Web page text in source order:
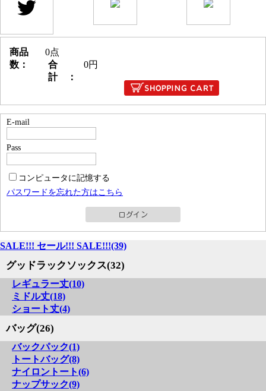
商品
数：
0点
合
計 ：
0円
E-mail
Pass
コンピュータに記憶する
パスワードを忘れた方はこちら
SALE!!! セール!!! SALE!!!(39)
グッドラックソックス(32)
レギュラー丈(10)
ミドル丈(18)
ショート丈(4)
バッグ(26)
バックパック(1)
トートバッグ(8)
ナイロントート(6)
ナップサック(9)